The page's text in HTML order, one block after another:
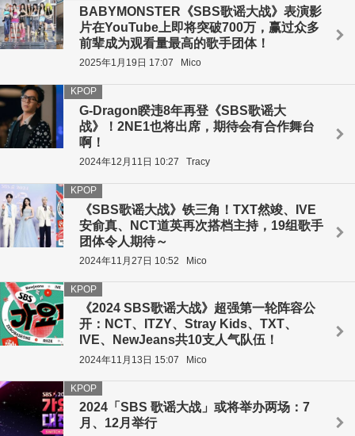
BABYMONSTER《SBS歌谣大战》表演影
片在YouTube上即将突破700万，赢过众多
前辈成为观看量最高的歌手团体！
2025年1月19日 17:07 Mico
G-Dragon睽违8年再登《SBS歌谣大
战》！2NE1也将出席，期待会有合作舞台
啊！
KPOP
2024年12月11日 10:27 Tracy
《SBS歌谣大战》铁三角！TXT然竣、IVE
安俞真、NCT道英再次搭档主持，19组歌手
团体令人期待～
KPOP
2024年11月27日 10:52 Mico
《2024 SBS歌谣大战》超强第一轮阵容公
开：NCT、ITZY、Stray Kids、TXT、
IVE、NewJeans共10支人气队伍！
KPOP
2024年11月13日 15:07 Mico
2024「SBS 歌谣大战」或将举办两场：7
月、12月举行
KPOP